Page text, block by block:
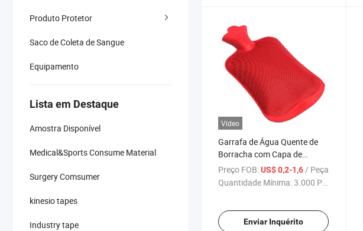
Produto Protetor
Saco de Coleta de Sangue
Equipamento
Lista em Destaque
Amostra Disponível
Medical&Sports Consume Material
Surgery Comsumer
kinesio tapes
Industry tape
Vídeo
Garrafa de Água Quente de
Borracha com Capa de
Pelúcia Super Macia, Bolsa de
Água Quente de Alta
Preço FOB:US$ 0,2-1,6 / Peça
Quantidade Mínima:3.000 Peças
Enviar Inquérito